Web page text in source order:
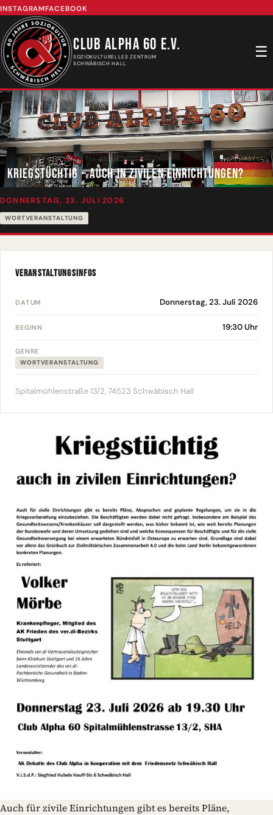
INSTAGRAMFACEBOOK
CLUB ALPHA 60 E.V.
SOZIOKULTURELLES ZENTRUM
SCHWÄBISCH HALL
☰
KRIEGSTÜCHTIG – AUCH IN ZIVILEN EINRICHTUNGEN?
DONNERSTAG, 23. JULI 2026
WORTVERANSTALTUNG
VERANSTALTUNGSINFOS
DATUM Donnerstag, 23. Juli 2026
BEGINN 19:30 Uhr
GENRE
WORTVERANSTALTUNG
Spitalmühlenstraße 13/2, 74523 Schwäbisch Hall
Auch für zivile Einrichtungen gibt es bereits Pläne,